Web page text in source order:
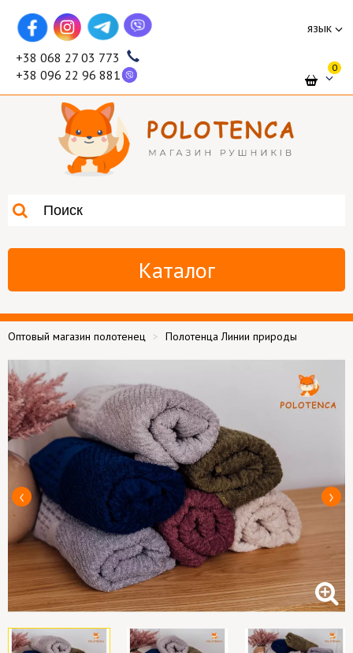
язык
+38 068 27 03 773
+38 096 22 96 881
0
Каталог
Оптовый магазин полотенец Полотенца Линии природы